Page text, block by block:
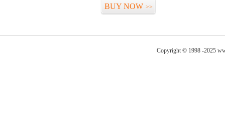
BUY NOW >>
Copyright © 1998 -2025